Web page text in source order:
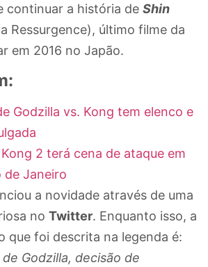
continuar a história de Shin
Ressurgence), último filme da
em 2016 no Japão.
Godzilla vs. Kong tem elenco e
2 terá cena de ataque em
de Janeiro
a novidade através de uma
no Twitter. Enquanto isso, a
que foi descrita na legenda é:
Godzilla, decisão de